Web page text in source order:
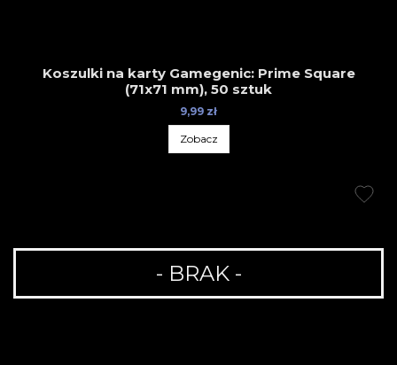
Koszulki na karty Gamegenic: Prime Square
(71x71 mm), 50 sztuk
9,99 zł
Zobacz
- BRAK -